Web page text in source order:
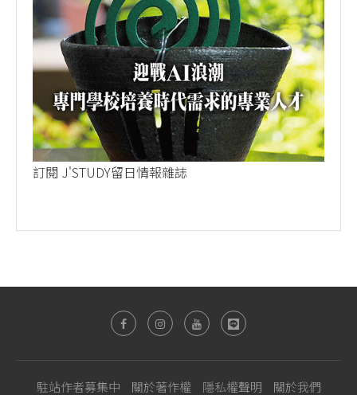
訂閱 J'STUDY留日情報雜誌
駐站作者募集中 關於著作權 隱私權聲明 關於我們